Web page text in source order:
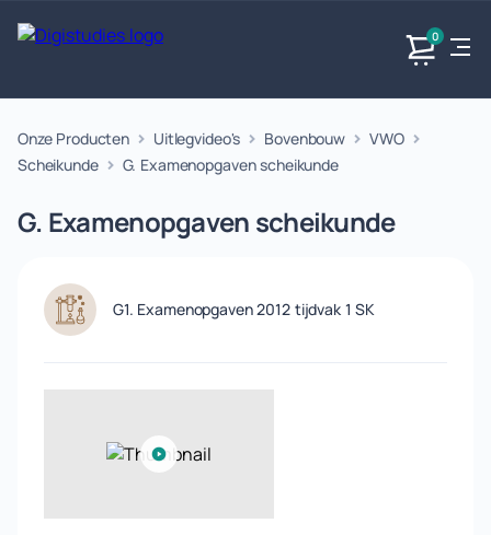
0
Exacte
vakken
vakken.
Taalvakken Maatschappijvakken
Geen vakken.
Producten
Onze Producten Uitlegvideo's Bovenbouw
VWO
Scheikunde
G. Examenopgaven scheikunde
G. Examenopgaven scheikunde
G1. Examenopgaven 2012 tijdvak 1 SK